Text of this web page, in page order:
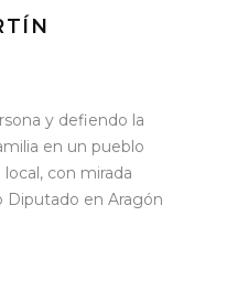
y defiendo la
en un pueblo
con mirada
Diputado en Aragón